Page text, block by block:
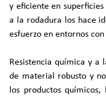
y eficiente en
a la rodadura los hace
esfuerzo en entornos
Resistencia química y a
de material robusto y
los productos